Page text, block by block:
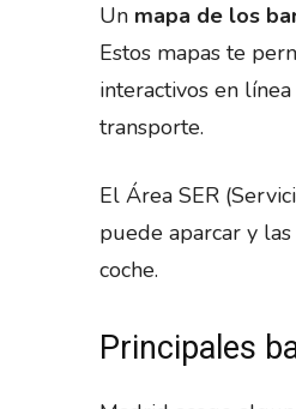
Un mapa de los
Estos mapas te
interactivos en
transporte.
El Área SER
puede aparcar y
coche.
Principales